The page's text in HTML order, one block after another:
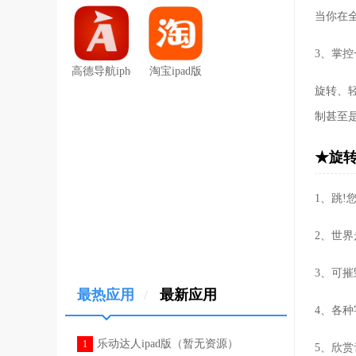
高德导航iphone版淘宝ipad版
最热应用 / 最新应用
1 乐动达人ipad版（暂无资源）
当你在
3、掌控
旋转、
制甚至
★旋
1、跳!
2、世
3、可
4、各
5、欣